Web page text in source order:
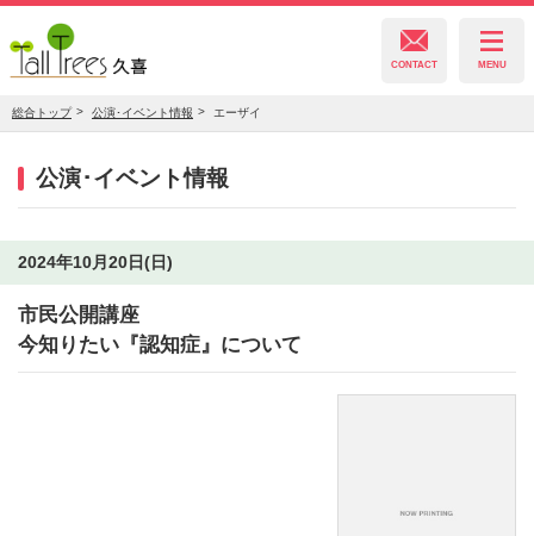
MENU
CONTACT
総合トップ 公演･イベント情報 エーザイ
公演･イベント情報
2024年10月20日(日)
市民公開講座
今知りたい『認知症』について
久喜総合文化会館
栗橋文化会館